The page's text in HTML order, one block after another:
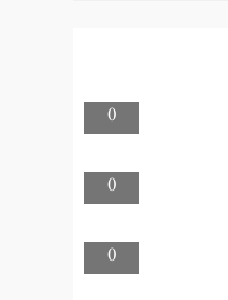
0
0
0